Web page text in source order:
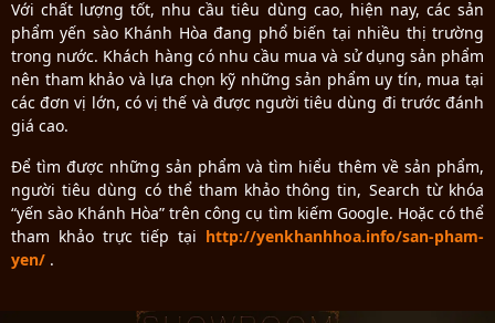
Với chất lượng tốt, nhu cầu tiêu dùng cao, hiện nay, các sản
phẩm yến sào Khánh Hòa đang phổ biến tại nhiều thị trường
trong nước. Khách hàng có nhu cầu mua và sử dụng sản phẩm
nên tham khảo và lựa chọn kỹ những sản phẩm uy tín, mua tại
các đơn vị lớn, có vị thế và được người tiêu dùng đi trước đánh
giá cao.
Để tìm được những sản phẩm và tìm hiểu thêm về sản phẩm,
người tiêu dùng có thể tham khảo thông tin, Search từ khóa
“yến sào Khánh Hòa” trên công cụ tìm kiếm Google. Hoặc có thể
tham khảo trực tiếp tại http://yenkhanhhoa.info/san-pham-
yen/ .